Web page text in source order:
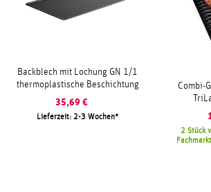
Backblech mit Lochung GN 1/1
thermoplastische Beschichtung
35,69 €
Lieferzeit: 2-3 Wochen
Combi-
2 Stück